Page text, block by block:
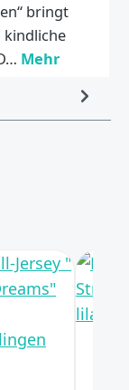
bringt
kindliche
Mehr